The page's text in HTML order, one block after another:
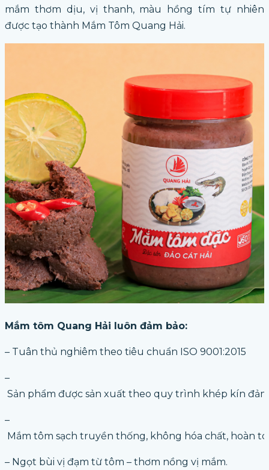
mắm thơm dịu, vị thanh, màu hồng tím tự nhiên
được tạo thành Mắm Tôm Quang Hải.
Mắm tôm Quang Hải luôn đảm bảo:
– Tuân thủ nghiêm theo tiêu chuẩn ISO 9001:2015
–
Sản phẩm được sản xuất theo quy trình khép kín đảm
–
Mắm tôm sạch truyền thống, không hóa chất, hoàn
– Ngọt bùi vị đạm từ tôm – thơm nồng vị mắm.